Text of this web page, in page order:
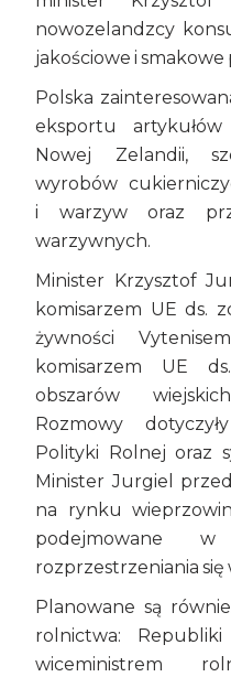
nowozelandzcy
jakościowe i smakowe
Polska
eksportu
Nowej Zelandii,
wyrobów
i warzyw oraz
warzywnych.
Minister Krzysztof
komisarzem UE ds.
żywności
komisarzem UE
obszarów
Rozmowy
Polityki Rolnej oraz
Minister Jurgiel
na rynku
podejmowane
rozprzestrzeniania się
Planowane są
rolnictwa: Republiki
wiceministrem